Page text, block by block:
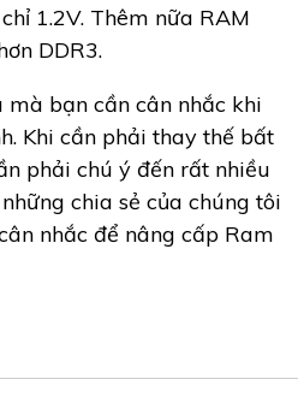
1.2V. Thêm nữa RAM
DDR3.
bạn cần cân nhắc khi
Khi cần phải thay thế bất
phải chú ý đến rất nhiều
chia sẻ của chúng tôi
nhắc để nâng cấp Ram